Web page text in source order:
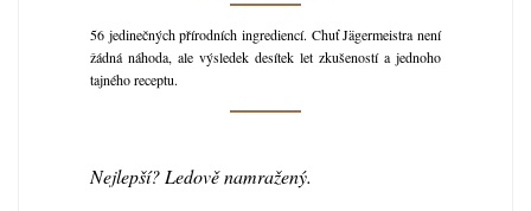
56 jedinečných přírodních ingrediencí. Chuť Jägermeistra není
žádná náhoda, ale výsledek desítek let zkušeností a jednoho
tajného receptu.
Nejlepší? Ledově namražený.